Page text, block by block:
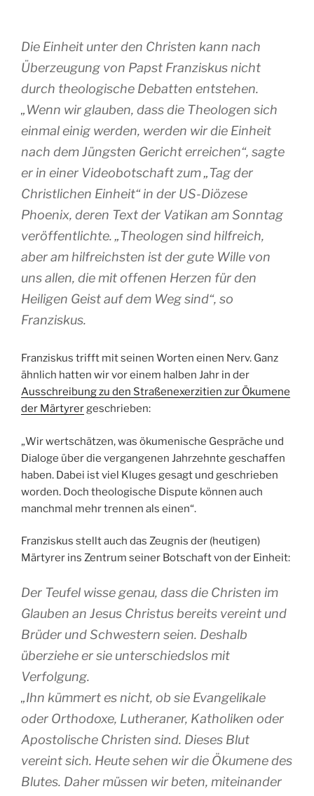
Die Einheit unter den Christen kann nach
Überzeugung von Papst Franziskus nicht
durch theologische Debatten entstehen.
„Wenn wir glauben, dass die Theologen sich
einmal einig werden, werden wir die Einheit
nach dem Jüngsten Gericht erreichen“, sagte
er in einer Videobotschaft zum „Tag der
Christlichen Einheit“ in der US-Diözese
Phoenix, deren Text der Vatikan am Sonntag
veröffentlichte. „Theologen sind hilfreich,
aber am hilfreichsten ist der gute Wille von
uns allen, die mit offenen Herzen für den
Heiligen Geist auf dem Weg sind“, so
Franziskus.
Franziskus trifft mit seinen Worten einen Nerv. Ganz
ähnlich hatten wir vor einem halben Jahr in der
Ausschreibung zu den Straßenexerzitien zur Ökumene
der Märtyrergeschrieben:
„Wir wertschätzen, was ökumenische Gespräche und
Dialoge über die vergangenen Jahrzehnte geschaffen
haben. Dabei ist viel Kluges gesagt und geschrieben
worden. Doch theologische Dispute können auch
manchmal mehr trennen als einen“.
Franziskus stellt auch das Zeugnis der (heutigen)
Märtyrer ins Zentrum seiner Botschaft von der Einheit:
Der Teufel wisse genau, dass die Christen im
Glauben an Jesus Christus bereits vereint und
Brüder und Schwestern seien. Deshalb
überziehe er sie unterschiedslos mit
Verfolgung.
„Ihn kümmert es nicht, ob sie Evangelikale
oder Orthodoxe, Lutheraner, Katholiken oder
Apostolische Christen sind. Dieses Blut
vereint sich. Heute sehen wir die Ökumene des
Blutes. Daher müssen wir beten, miteinander